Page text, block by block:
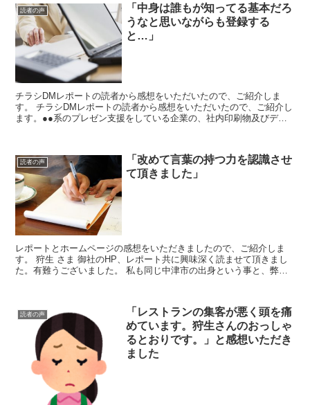
読者の声
「中身は誰もが知ってる基本だろ
うなと思いながらも登録する
と…」
チラシDMレポートの読者から感想をいただいたので、ご紹介しま
す。 チラシDMレポートの読者から感想をいただいたので、ご紹介し
ます。●●系のプレゼン支援をしている企業の、社内印刷物及びデジ
読者の声
「改めて言葉の持つ力を認識させ
て頂きました」
レポートとホームページの感想をいただきましたので、ご紹介しま
す。 狩生 さま 御社のHP、レポート共に興味深く読ませて頂きまし
た。有難うございました。 私も同じ中津市の出身という事と、弊社
読者の声
「レストランの集客が悪く頭を痛
めています。狩生さんのおっしゃ
るとおりです。」と感想いただき
ました